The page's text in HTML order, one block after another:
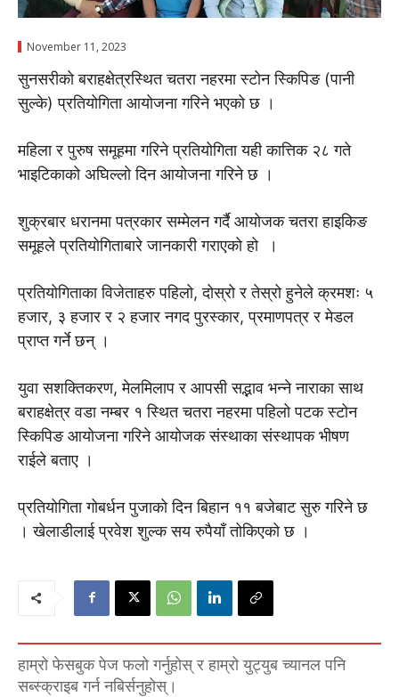
November 11, 2023
सुनसरीकाे बराहक्षेत्रस्थित चतरा नहरमा स्टोन स्किपिङ (पानी
सुल्के) प्रतियोगिता आयोजना गरिने भएको छ ।
महिला र पुरुष समूहमा गरिने प्रतियोगिता यही कात्तिक २८ गते
भाइटिकाको अघिल्लो दिन आयोजना गरिने छ ।
शुक्रबार धरानमा पत्रकार सम्मेलन गर्दै आयोजक चतरा हाइकिङ
समूहले प्रतियोगिताबारे जानकारी गराएको हो ।
प्रतियोगिताका विजेताहरु पहिलो, दोस्रो र तेस्रो हुनेले क्रमशः ५
हजार, ३ हजार र २ हजार नगद पुरस्कार, प्रमाणपत्र र मेडल
प्राप्त गर्ने छन् ।
युवा सशक्तिकरण, मेलमिलाप र आपसी सद्भाव भन्ने नाराका साथ
बराहक्षेत्र वडा नम्बर १ स्थित चतरा नहरमा पहिलो पटक स्टोन
स्किपिङ आयोजना गरिने आयोजक संस्थाका संस्थापक भीषण
राईले बताए ।
प्रतियोगिता गोबर्धन पुजाको दिन बिहान ११ बजेबाट सुरु गरिने छ
। खेलाडीलाई प्रवेश शुल्क सय रुपैयाँ तोकिएको छ ।
हाम्रो फेसबुक पेज फलो गर्नुहोस् र हाम्रो युट्युब च्यानल पनि
सब्स्क्राइब गर्न नबिर्सनुहोस्।